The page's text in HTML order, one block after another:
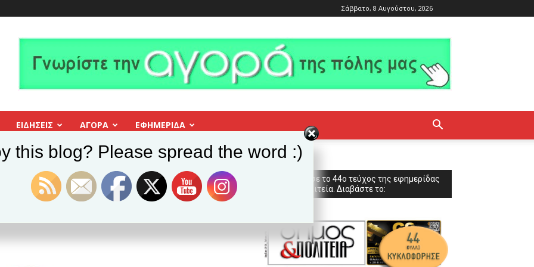
Σάββατο, 8 Αυγούστου, 2026
ΕΙΔΗΣΕΙΣ ΑΓΟΡΑ ΕΦΗΜΕΡΊΔΑ
Προσλήψεις στο Δήμο Βύρωνα
Δήμο Βύρωνα
Κυκλοφόρησε το 44ο τεύχος της εφημερίδας
Δήμος & Πολιτεία. Διαβάστε το:
this blog? Please spread the word :)